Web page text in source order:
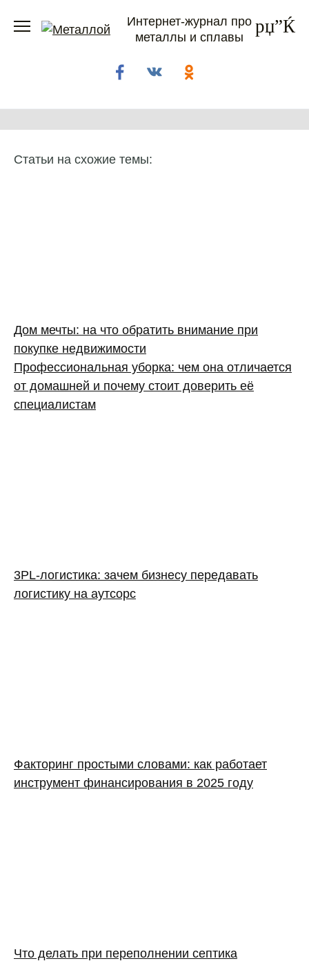
Интернет-журнал про
металлы и сплавы
Статьи на схожие темы:
Дом мечты: на что обратить внимание при
покупке недвижимости
Профессиональная уборка: чем она отличается
от домашней и почему стоит доверить её
специалистам
3PL‑логистика: зачем бизнесу передавать
логистику на аутсорс
Факторинг простыми словами: как работает
инструмент финансирования в 2025 году
Что делать при переполнении септика